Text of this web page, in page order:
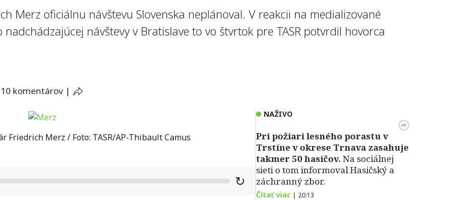
Merz oficiálnu návštevu Slovenska neplánoval. V reakcii na medializované
návštevy v Bratislave to vo štvrtok pre TASR potvrdil hovorca
10 komentárov |
Friedrich Merz / Foto: TASR/AP-Thibault Camus
↻
NAŽIVO
Pri požiari lesného porastu v
Trstíne v okrese Trnava zasahuje
takmer 50 hasičov. Na sociálnej
sieti o tom informoval Hasičský a
záchranný zbor.
Čítať viac | 20:13